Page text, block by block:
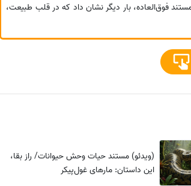
فوق‌العاده، بار دیگر نشان داد که در قلب طبیعت،
(ویدئو) مستند حیات وحش حیوانات/ راز بقا،
این داستان: مارهای غول‌پیکر